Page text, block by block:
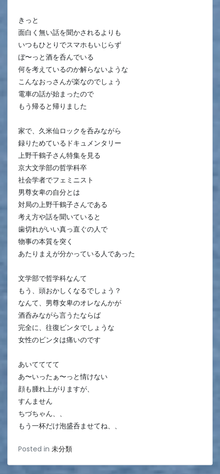
きっと
面白く無い話を聞かされるよりも
いつもひとりでスマホもいじらず
ぼ〜っと酒を呑んでいる
何を考えているのか解らないような
こんなおっさんが楽なのでしょう
電車の話が始まったので
もう帰ると帰りました
家で、久米仙ロックを呑みながら
録りためているドキュメンタリー
上野千鶴子さん特集を見る
京大文学部の哲学科卒
社会学者でフェミニスト
男尊女卑の自分とは
対局の上野千鶴子さんである
考え方や話を聞いていると
歯切れがいい真っ直ぐの人で
物事の本質を突く
あたりまえが分かっている人であった
文学部で哲学科なんて
もう、頭おかしくなるでしょう？
なんて、男尊女卑のオレなんかが
酒呑みながら言うたならば
完全に、往復ビンタでしょうな
女性のビンタは痛いのです
あいてててて
あ〜いったぁ〜っと情けない
顔も腫れ上がりますが、
すんません
ちづちゃん、、
もう一杯だけ泡盛呑ませてね、、
Posted in 未分類